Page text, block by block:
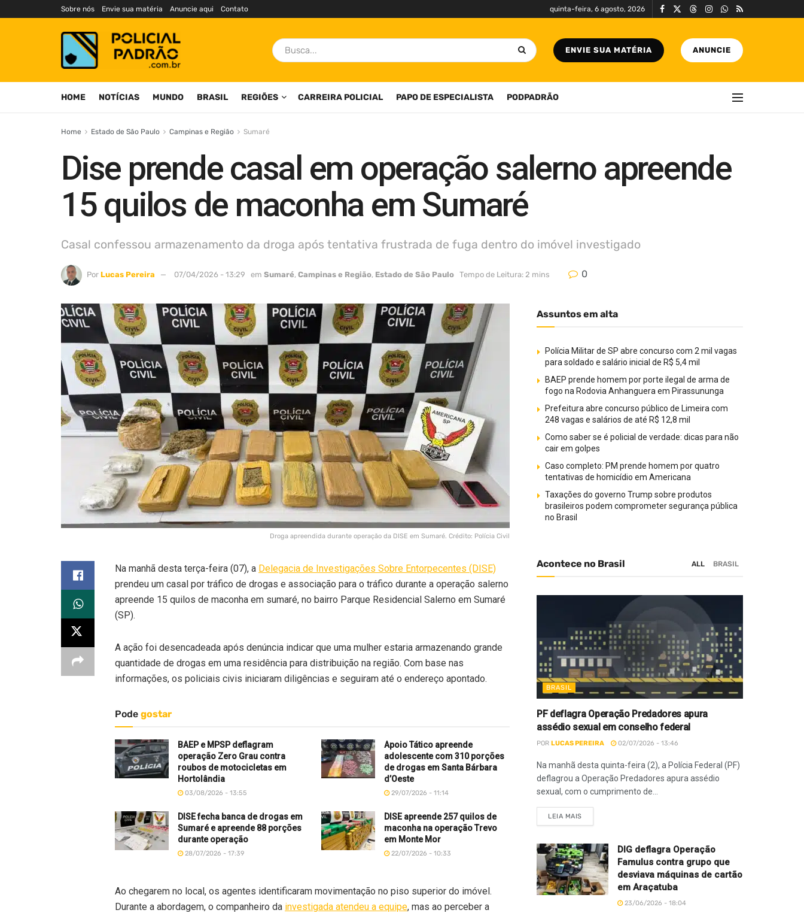
Sobre nós Envie sua matéria Anuncie aqui Contato quinta-feira, 6 agosto, 2026
ENVIE SUA MATÉRIA ANUNCIE
HOME NOTÍCIAS MUNDO BRASIL REGIÕES CARREIRA POLICIAL PAPO DE ESPECIALISTA PODPADRÃO
Home Estado de São Paulo Campinas e Região Sumaré
Dise prende casal em operação salerno apreende
15 quilos de maconha em Sumaré
Casal confessou armazenamento da droga após tentativa frustrada de fuga dentro do imóvel investigado
Por Lucas Pereira 07/04/2026 - 13:29 em Sumaré, Campinas e Região, Estado de São Paulo Tempo de Leitura: 2 mins 0
Droga apreendida durante operação da DISE em Sumaré. Crédito: Polícia Civil
Na manhã desta terça-feira (07), a Delegacia de Investigações Sobre Entorpecentes (DISE)
prendeu um casal por tráfico de drogas e associação para o tráfico durante a operação salerno
apreende 15 quilos de maconha em sumaré, no bairro Parque Residencial Salerno em Sumaré
(SP).
A ação foi desencadeada após denúncia indicar que uma mulher estaria armazenando grande
quantidade de drogas em uma residência para distribuição na região. Com base nas
informações, os policiais civis iniciaram diligências e seguiram até o endereço apontado.
Pode gostar
BAEP e MPSP deflagram
operação Zero Grau contra
roubos de motocicletas em
Hortolândia
03/08/2026 - 13:55
Apoio Tático apreende
adolescente com 310 porções
de drogas em Santa Bárbara
d’Oeste
29/07/2026 - 11:14
DISE fecha banca de drogas em
Sumaré e apreende 88 porções
durante operação
28/07/2026 - 17:39
DISE apreende 257 quilos de
maconha na operação Trevo
em Monte Mor
22/07/2026 - 10:33
Ao chegarem no local, os agentes identificaram movimentação no piso superior do imóvel.
Durante a abordagem, o companheiro da investigada atendeu a equipe, mas ao perceber a
Assuntos em alta
Polícia Militar de SP abre concurso com 2 mil vagas
para soldado e salário inicial de R$ 5,4 mil
BAEP prende homem por porte ilegal de arma de
fogo na Rodovia Anhanguera em Pirassununga
Prefeitura abre concurso público de Limeira com
248 vagas e salários de até R$ 12,8 mil
Como saber se é policial de verdade: dicas para não
cair em golpes
Caso completo: PM prende homem por quatro
tentativas de homicídio em Americana
Taxações do governo Trump sobre produtos
brasileiros podem comprometer segurança pública
no Brasil
Acontece no Brasil ALL BRASIL
BRASIL
PF deflagra Operação Predadores apura
assédio sexual em conselho federal
POR LUCAS PEREIRA 02/07/2026 - 13:46
Na manhã desta quinta-feira (2), a Polícia Federal (PF)
deflagrou a Operação Predadores apura assédio
sexual, com o cumprimento de...
LEIA MAIS
DIG deflagra Operação
Famulus contra grupo que
desviava máquinas de cartão
em Araçatuba
23/06/2026 - 18:04